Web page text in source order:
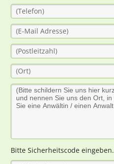
Bitte Sicherheitscode eingeben.